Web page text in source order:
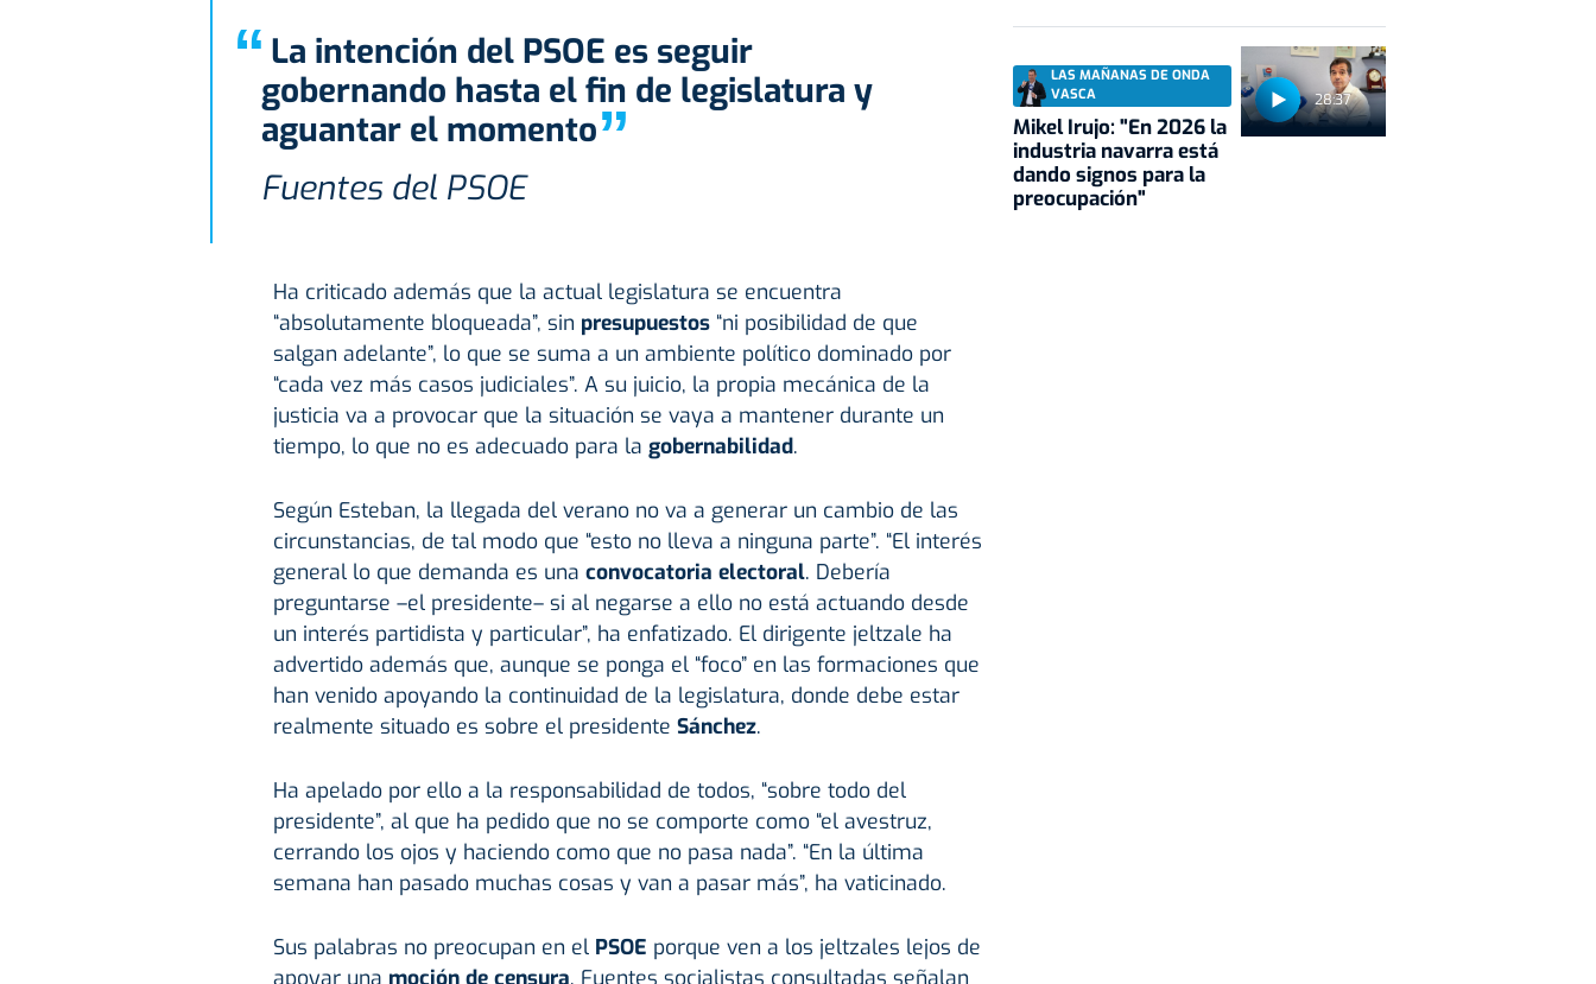
“ La intención del PSOE es seguir
gobernando hasta el fin de legislatura y
aguantar el momento”
Fuentes del PSOE
Ha criticado además que la actual legislatura se encuentra
“absolutamente bloqueada”, sin presupuestos“ni posibilidad de que
salgan adelante”, lo que se suma a un ambiente político dominado por
“cada vez más casos judiciales”. A su juicio, la propia mecánica de la
justicia va a provocar que la situación se vaya a mantener durante un
tiempo, lo que no es adecuado para la gobernabilidad.
Según Esteban, la llegada del verano no va a generar un cambio de las
circunstancias, de tal modo que “esto no lleva a ninguna parte”. “El interés
general lo que demanda es una convocatoria electoral. Debería
preguntarse –el presidente– si al negarse a ello no está actuando desde
un interés partidista y particular”, ha enfatizado. El dirigente jeltzale ha
advertido además que, aunque se ponga el “foco” en las formaciones que
han venido apoyando la continuidad de la legislatura, donde debe estar
realmente situado es sobre el presidente Sánchez.
Ha apelado por ello a la responsabilidad de todos, “sobre todo del
presidente”, al que ha pedido que no se comporte como “el avestruz,
cerrando los ojos y haciendo como que no pasa nada”. “En la última
semana han pasado muchas cosas y van a pasar más”, ha vaticinado.
Sus palabras no preocupan en el PSOE porque ven a los jeltzales lejos de
28:37
LAS MAÑANAS DE ONDA
VASCA
Mikel Irujo: "En 2026 la
industria navarra está
dando signos para la
preocupación"